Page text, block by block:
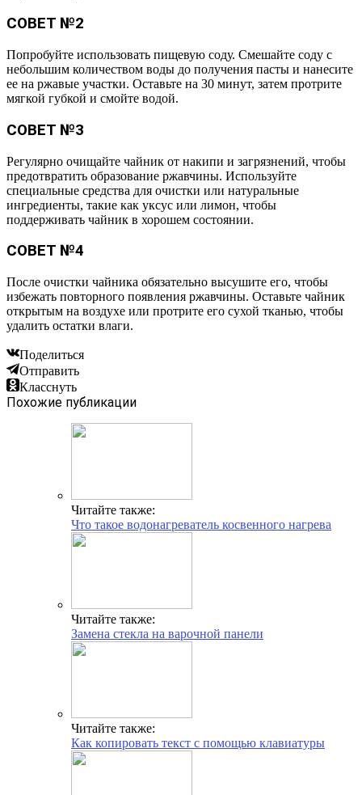
СОВЕТ №2
Попробуйте использовать пищевую соду. Смешайте соду с
небольшим количеством воды до получения пасты и нанесите
ее на ржавые участки. Оставьте на 30 минут, затем протрите
мягкой губкой и смойте водой.
СОВЕТ №3
Регулярно очищайте чайник от накипи и загрязнений, чтобы
предотвратить образование ржавчины. Используйте
специальные средства для очистки или натуральные
ингредиенты, такие как уксус или лимон, чтобы
поддерживать чайник в хорошем состоянии.
СОВЕТ №4
После очистки чайника обязательно высушите его, чтобы
избежать повторного появления ржавчины. Оставьте чайник
открытым на воздухе или протрите его сухой тканью, чтобы
удалить остатки влаги.
Поделиться
Отправить
Класснуть
Похожие публикации
Читайте также:
Что такое водонагреватель косвенного нагрева
Читайте также:
Замена стекла на варочной панели
Читайте также:
Как копировать текст с помощью клавиатуры